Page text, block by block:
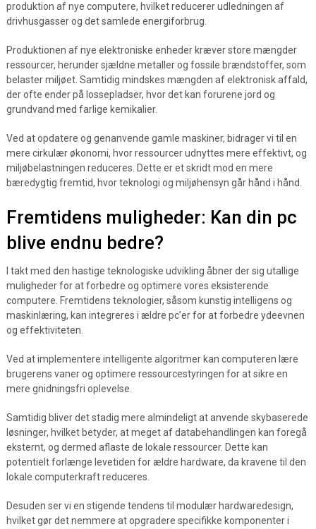
produktion af nye computere, hvilket reducerer udledningen af
drivhusgasser og det samlede energiforbrug.
Produktionen af nye elektroniske enheder kræver store mængder
ressourcer, herunder sjældne metaller og fossile brændstoffer, som
belaster miljøet. Samtidig mindskes mængden af elektronisk affald,
der ofte ender på lossepladser, hvor det kan forurene jord og
grundvand med farlige kemikalier.
Ved at opdatere og genanvende gamle maskiner, bidrager vi til en
mere cirkulær økonomi, hvor ressourcer udnyttes mere effektivt, og
miljøbelastningen reduceres. Dette er et skridt mod en mere
bæredygtig fremtid, hvor teknologi og miljøhensyn går hånd i hånd.
Fremtidens muligheder: Kan din pc
blive endnu bedre?
I takt med den hastige teknologiske udvikling åbner der sig utallige
muligheder for at forbedre og optimere vores eksisterende
computere. Fremtidens teknologier, såsom kunstig intelligens og
maskinlæring, kan integreres i ældre pc’er for at forbedre ydeevnen
og effektiviteten.
Ved at implementere intelligente algoritmer kan computeren lære
brugerens vaner og optimere ressourcestyringen for at sikre en
mere gnidningsfri oplevelse.
Samtidig bliver det stadig mere almindeligt at anvende skybaserede
løsninger, hvilket betyder, at meget af databehandlingen kan foregå
eksternt, og dermed aflaste de lokale ressourcer. Dette kan
potentielt forlænge levetiden for ældre hardware, da kravene til den
lokale computerkraft reduceres.
Desuden ser vi en stigende tendens til modulær hardwaredesign,
hvilket gør det nemmere at opgradere specifikke komponenter i